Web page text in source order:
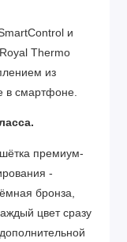
и
Thermo
из
в смартфоне.
премиум-
-
бронза,
цвет сразу